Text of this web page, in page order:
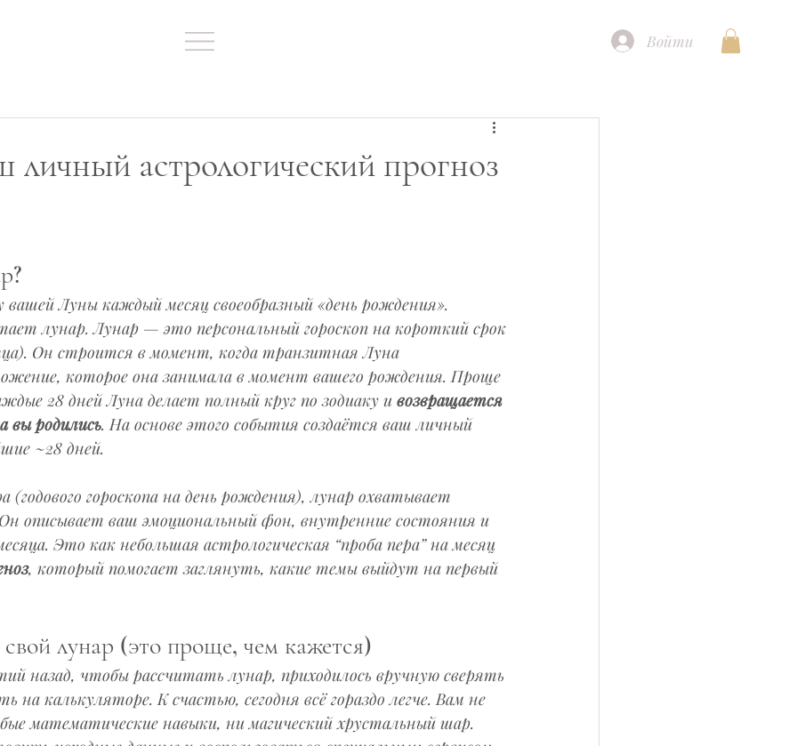
Войти
личный астрологический прогноз
Луны каждый месяц своеобразный «день рождения».
лунар. Лунар — это персональный гороскоп на короткий срок
Он строится в момент, когда транзитная Луна
которое она занимала в момент вашего рождения. Проще
28 дней Луна делает полный круг по зодиаку и возвращается
вы родились. На основе этого события создаётся ваш личный
~28 дней.
(годового гороскопа на день рождения), лунар охватывает
описывает ваш эмоциональный фон, внутренние состояния и
Это как небольшая астрологическая “проба пера” на месяц
, который помогает заглянуть, какие темы выйдут на первый
лунар (это проще, чем кажется)
назад, чтобы рассчитать лунар, приходилось вручную сверять
на калькуляторе. К счастью, сегодня всё гораздо легче. Вам не
математические навыки, ни магический хрустальный шар.